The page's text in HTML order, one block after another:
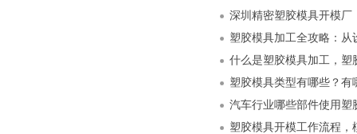
什么是塑胶模具加工，塑
塑胶模具类型有哪些？有
汽车行业哪些部件使用塑
塑胶模具开模工作流程，